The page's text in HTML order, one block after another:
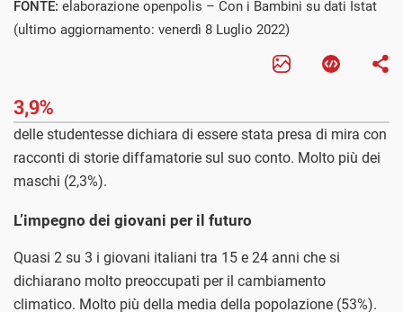
FONTE: elaborazione openpolis – Con i Bambini su dati Istat
(ultimo aggiornamento: venerdì 8 Luglio 2022)
3,9%
delle studentesse dichiara di essere stata presa di mira con
racconti di storie diffamatorie sul suo conto. Molto più dei
maschi (2,3%).
L’impegno dei giovani per il futuro
Quasi 2 su 3 i giovani italiani tra 15 e 24 anni che si
dichiarano molto preoccupati per il cambiamento
climatico. Molto più della media della popolazione (53%).